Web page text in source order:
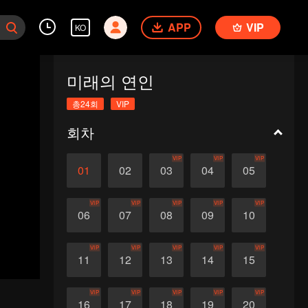
KO APP VIP
미래의 연인
총24회 VIP
회차
01 02 03
VIP
04
VIP
05
VIP
06
VIP
07
VIP
08
VIP
09
VIP
10
VIP
11
VIP
12
VIP
13
VIP
14
VIP
15
VIP
16
VIP
17
VIP
18
VIP
19
VIP
20
VIP